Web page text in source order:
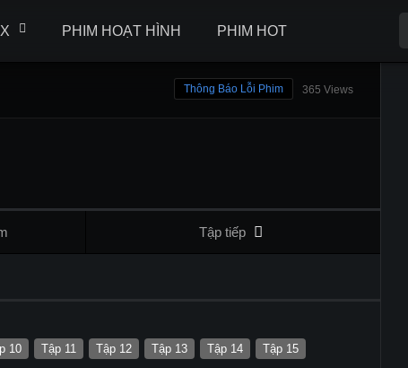
PHIM HOẠT HÌNH PHIM HOT
365 Views
Thông Báo Lỗi Phim
Tập tiếp
10 Tập 11 Tập 12 Tập 13 Tập 14 Tập 15